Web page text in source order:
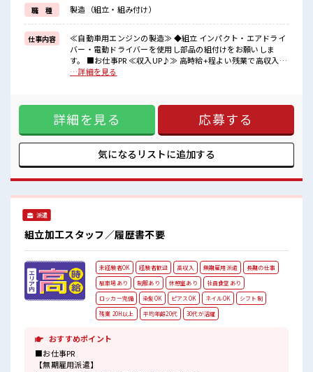
■職場の雰囲気
派手すぎなければ多少のヘアカラーもOKなのはウレシイPoint☆
しっかり休める休憩室あり！
オンオフの切替もできちゃう！
ロッカーあり！
安心してお仕事に集中♪
職 種 製造（組立・組み付け）
仕事内容
≪自動車用エンジンの製造≫ ◆組立 インパクト・エアドライ
バー・電動ドライバーを使用し部品の組付けをお願いしま
す。 ■お仕事PR ≪収入UP♪≫ 高時給+程よい残業で高収入が
目指せちゃう♪ ≪ヘアカラーOKで自由な雰囲気の職場≫ 明
駐車場あり≫ マイカー通勤もOK！ ≪食堂あり≫ カフェテリ
ア形式になっていておしゃれでメニューも豊富★ ■職場の雰
囲気 派手すぎなければ多少のヘアカラーもOKなのはウレシイ
Point☆ しっかり休める休憩室あり！ オンオフの切替もでき
ちゃう！ ロッカーあり！ 安心してお仕事に集中♪
…詳細を見る
詳細を見る 応募する
気になるリストに追加する
派遣
組立加工スタッフ／履歴書不要
未経験者OK 経験者歓迎 高収入 無期雇用派遣
長期の仕事
駐車場あり
制服あり 休憩室あり
社員食堂あり
ロッカー完備
染髪OK ピアスOK ネイルOK
シフト制
残業 20H以上
平均年齢20代 30代が活躍
おすすめポイント
■お仕事PR
【無期雇用派遣】